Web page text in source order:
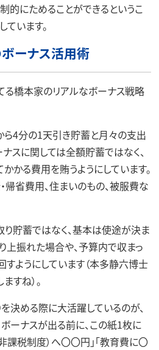
的にためることができるというこ
います。
ーナス活用術
る橋本家のリアルなボーナス戦略
4分の1天引き貯蓄と月々の支出
ナスに関しては全額貯蓄ではなく、
かる費用を賄うようにしています。
帰省費用、住まいのもの、被服費な
貯蓄ではなく、基本は使途が決ま
上振れた場合や、予算内で収まっ
ようにしています（本多静六博士
すね）。
決める際に大活躍しているのが、
ボーナスが出る前に、この紙1枚に
課税制度）へ〇〇円」「教育費に〇